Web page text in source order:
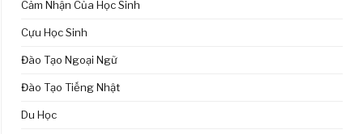
Cảm Nhận Của Học Sinh
Cựu Học Sinh
Đào Tạo Ngoại Ngữ
Đào Tạo Tiếng Nhật
Du Học